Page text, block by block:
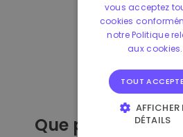
Que puis-je faire
vous acceptez
cookies
notre Politique
aux cookies.
TOUT
AFFICHER
DÉTAILS